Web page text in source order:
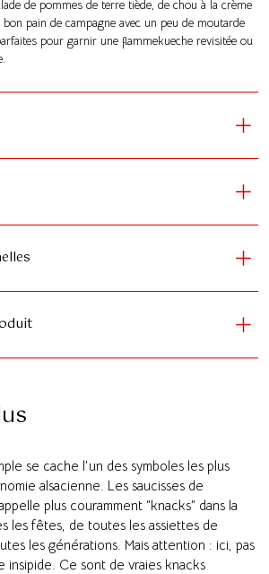
de pommes de terre tiède, de chou à la crème
pain de campagne avec un peu de moutarde
pour garnir une flammekueche revisitée ou
se cache l’un des symboles les plus
alsacienne. Les saucisses de
plus couramment “knacks” dans la
les fêtes, de toutes les assiettes de
les générations. Mais attention : ici, pas
insipide. Ce sont de vraies knacks